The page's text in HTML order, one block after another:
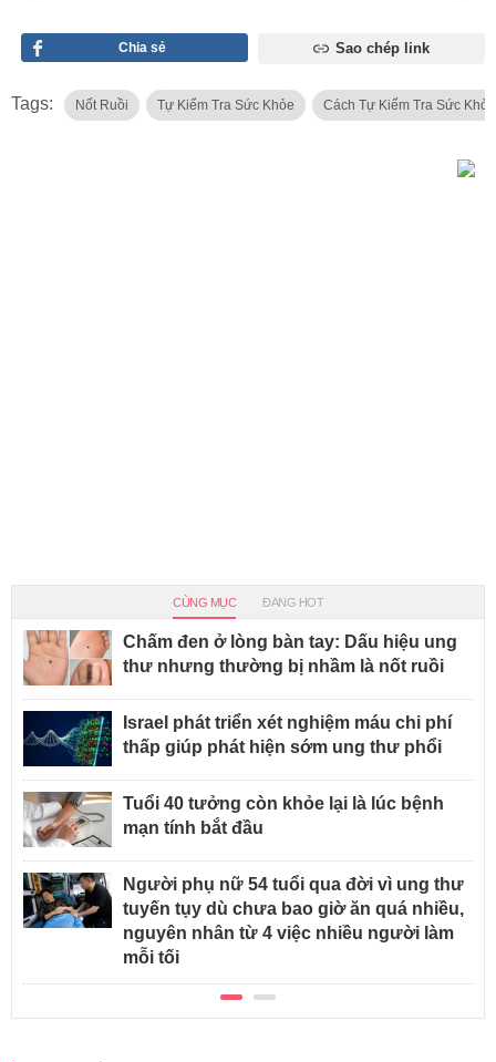
Chia sẻ Sao chép link
Tags: Nốt Ruồi Tự Kiểm Tra Sức Khỏe Cách Tự Kiểm Tra Sức
CÙNG MỤC ĐANG HOT
Chấm đen ở lòng bàn tay: Dấu hiệu ung
thư nhưng thường bị nhầm là nốt ruồi
Israel phát triển xét nghiệm máu chi phí
thấp giúp phát hiện sớm ung thư phổi
Tuổi 40 tưởng còn khỏe lại là lúc bệnh
mạn tính bắt đầu
Người phụ nữ 54 tuổi qua đời vì ung thư
tuyến tụy dù chưa bao giờ ăn quá nhiều,
nguyên nhân từ 4 việc nhiều người làm
mỗi tối